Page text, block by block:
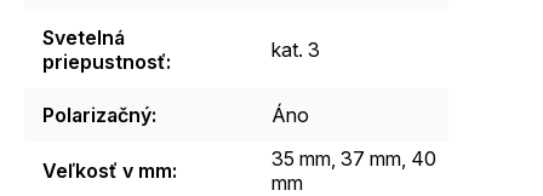
Svetelná
priepustnosť: kat. 3
Polarizačný: Áno
Veľkosť v mm:
35 mm, 37 mm, 40
mm